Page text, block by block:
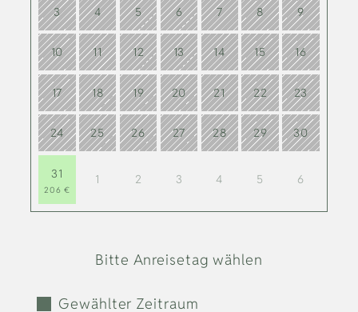
3 4 5 6 7 8 9
10 11 12 13 14 15 16
17 18 19 20 21 22 23
24 25 26 27 28 29 30
31
206 €
1 2 3 4 5 6
Bitte Anreisetag wählen
Gewählter Zeitraum